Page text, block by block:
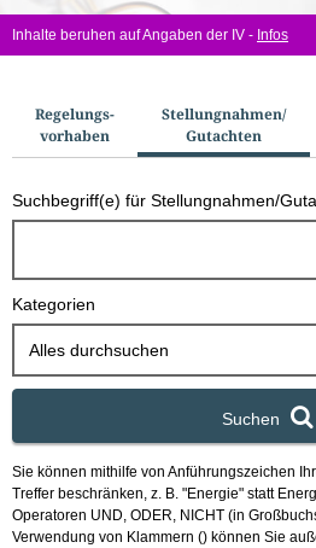
Inhalte beruhen auf Angaben der IV - Infos
u
c
h
o
Regelungs­
vorhaben
Stellungnahmen/​
Gutachten
Suchbegriff(e) für Stellungnahmen/
Kategorien
Alles durchsuchen
Suchen
Sie können mithilfe von Anführungszeichen
Treffer beschränken, z. B. "Energie" statt
Operatoren UND, ODER, NICHT (in
Verwendung von Klammern () können Sie